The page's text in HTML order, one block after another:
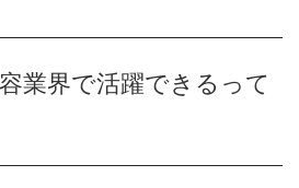
業界で活躍できるって